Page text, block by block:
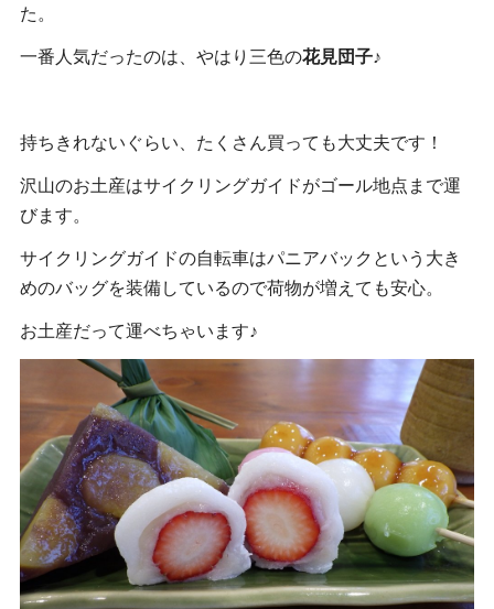
た。
一番人気だったのは、やはり三色の花見団子♪
持ちきれないぐらい、たくさん買っても大丈夫です！
沢山のお土産はサイクリングガイドがゴール地点まで運
びます。
サイクリングガイドの自転車はパニアバックという大き
めのバッグを装備しているので荷物が増えても安心。
お土産だって運べちゃいます♪